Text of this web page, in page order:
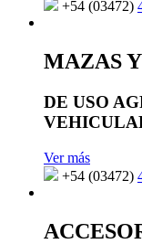
+54 (03472)
MAZAS
DE USO
Ver más
+54 (03472)